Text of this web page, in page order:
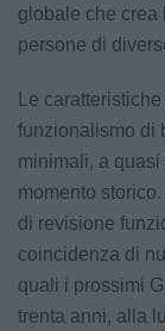
globale che crea
persone di
Le
funzionalismo di
minimali, a quasi
momento
di revisione
coincidenza di
quali i prossimi
trenta anni, alla